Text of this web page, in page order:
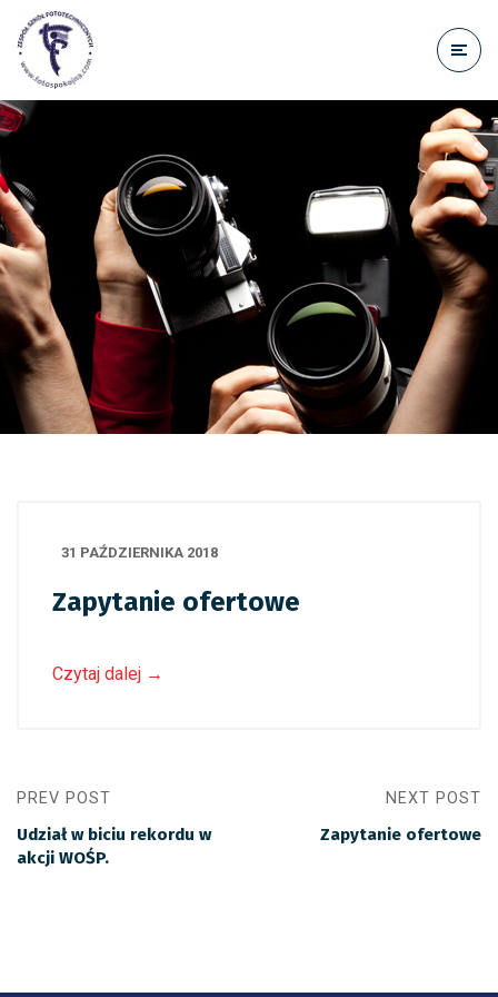
treści
31 PAŹDZIERNIKA 2018
Zapytanie ofertowe
Czytaj dalej →
PREV POST
Udział w biciu rekordu w
akcji WOŚP.
NEXT POST
Zapytanie ofertowe